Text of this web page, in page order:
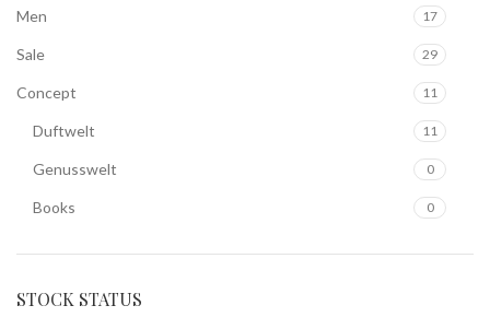
Concept 11
Books 0
Duftwelt 11
Genusswelt 0
Men 17
Sale 29
STOCK STATUS